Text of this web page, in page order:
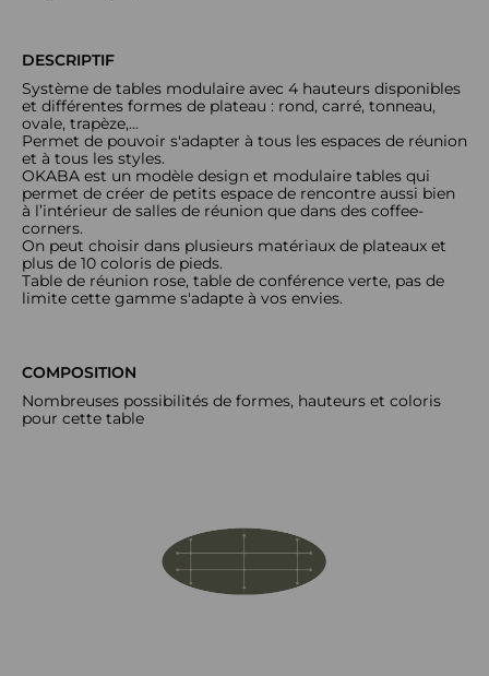
DESCRIPTIF
Système de tables modulaire avec 4 hauteurs disponibles
et différentes formes de plateau : rond, carré, tonneau,
ovale, trapèze,...
Permet de pouvoir s'adapter à tous les espaces de réunion
et à tous les styles.
OKABA est un modèle design et modulaire tables qui
permet de créer de petits espace de rencontre aussi bien
à l’intérieur de salles de réunion que dans des coffee-
corners.
On peut choisir dans plusieurs matériaux de plateaux et
plus de 10 coloris de pieds.
Table de réunion rose, table de conférence verte, pas de
limite cette gamme s'adapte à vos envies.
COMPOSITION
Nombreuses possibilités de formes, hauteurs et coloris
pour cette table